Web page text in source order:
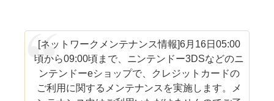
[ネットワークメンテナンス情報]6月16日05:00
頃から09:00頃まで、ニンテンドー3DSなどのニ
ンテンドーeショップで、クレジットカードの
ご利用に関するメンテナンスを実施します。メ